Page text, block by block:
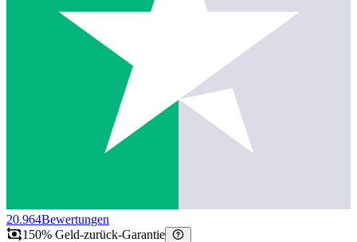
20.964Bewertungen
150% Geld-zurück-Garantie